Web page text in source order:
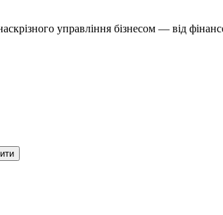
управління бізнесом — від